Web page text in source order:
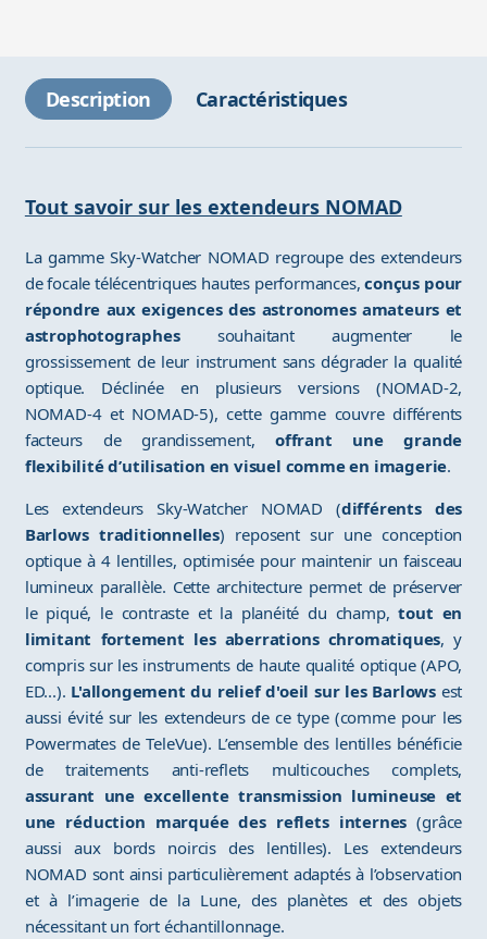
Description Caractéristiques
Tout savoir sur les extendeurs NOMAD
La gamme Sky-Watcher NOMAD regroupe des extendeurs
de focale télécentriques hautes performances,conçus pour
répondre aux exigences des astronomes amateurs et
astrophotographessouhaitant augmenter le
grossissement de leur instrument sans dégrader la qualité
optique. Déclinée en plusieurs versions (NOMAD-2,
NOMAD-4 et NOMAD-5), cette gamme couvre différents
facteurs de grandissement,offrant une grande
flexibilité d’utilisation en visuel comme en imagerie.
Les extendeurs Sky-Watcher NOMAD (différents des
Barlows traditionnelles) reposent sur une conception
optique à 4 lentilles, optimisée pour maintenir un faisceau
lumineux parallèle. Cette architecture permet de préserver
le piqué, le contraste et la planéité du champ,tout en
limitant fortement les aberrations chromatiques, y
compris sur les instruments de haute qualité optique (APO,
ED...). L'allongement du relief d'oeil sur les Barlowsest
aussi évité sur les extendeurs de ce type (comme pour les
Powermates de TeleVue). L’ensemble des lentilles bénéficie
de traitements anti-reflets multicouches complets,
assurant une excellente transmission lumineuse et
une réduction marquée des reflets internes (grâce
aussi aux bords noircis des lentilles). Les extendeurs
NOMAD sont ainsi particulièrement adaptés à l’observation
et à l’imagerie de la Lune, des planètes et des objets
nécessitant un fort échantillonnage.